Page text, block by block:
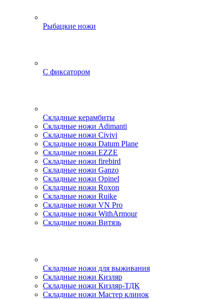
Рыбацкие ножи
С фиксатором
Складные керамбиты
Складные ножи Adimanti
Складные ножи Civivi
Складные ножи Datum Plane
Складные ножи EZZE
Складные ножи firebird
Складные ножи Ganzo
Складные ножи Opinel
Складные ножи Roxon
Складные ножи Ruike
Складные ножи VN Pro
Складные ножи WithArmour
Складные ножи Витязь
Складные ножи для выживания
Складные ножи Кизляр
Складные ножи Кизляр-ТДК
Складные ножи Мастер клинок